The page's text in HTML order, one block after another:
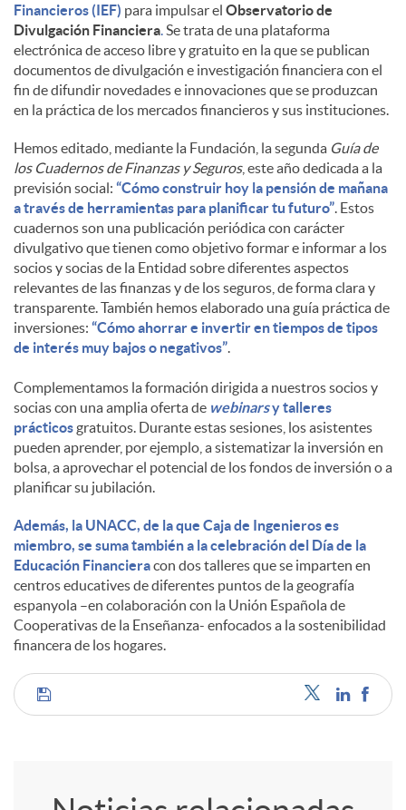
Financieros (IEF) para impulsar el Observatorio de
Divulgación Financiera.Se trata de una plataforma
electrónica de acceso libre y gratuito en la que se publican
documentos de divulgación e investigación financiera con el
fin de difundir novedades e innovaciones que se produzcan
en la práctica de los mercados financieros y sus instituciones.
Hemos editado, mediante la Fundación, la segunda Guía de
los Cuadernos de Finanzas y Seguros, este año dedicada a la
previsión social: “Cómo construir hoy la pensión de mañana
a través de herramientas para planificar tu futuro”. Estos
cuadernos son una publicación periódica con carácter
divulgativo que tienen como objetivo formar e informar a los
socios y socias de la Entidad sobre diferentes aspectos
relevantes de las finanzas y de los seguros, de forma clara y
transparente. También hemos elaborado una guía práctica de
inversiones: “Cómo ahorrar e invertir en tiempos de tipos
de interés muy bajos o negativos”.
Complementamos la formación dirigida a nuestros socios y
socias con una amplia oferta de webinarsy talleres
prácticosgratuitos. Durante estas sesiones, los asistentes
pueden aprender, por ejemplo, a sistematizar la inversión en
bolsa, a aprovechar el potencial de los fondos de inversión o a
planificar su jubilación.
Además, la UNACC, de la que Caja de Ingenieros es
miembro, se suma también a la celebración del Día de la
Educación Financieracon dos talleres que se imparten en
centros educatives de diferentes puntos de la geografía
espanyola –en colaboración con la Unión Española de
Cooperativas de la Enseñanza- enfocados a la sostenibilidad
financera de los hogares.
C